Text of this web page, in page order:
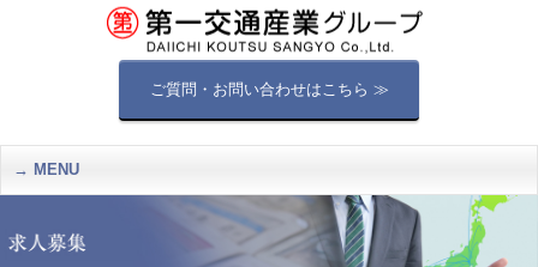
ご質問・お問い合わせはこちら ≫
MENU